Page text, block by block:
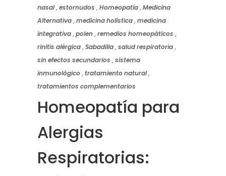
nasal,estornudos ,Homeopatía,Medicina
Alternativa,medicina holística,medicina
integrativa,polen,remedios homeopáticos ,
rinitis alérgica,Sabadilla,salud respiratoria,
sin efectos secundarios ,sistema
inmunológico,tratamiento natural,
tratamientos complementarios
Homeopatía para
Alergias
Respiratorias: